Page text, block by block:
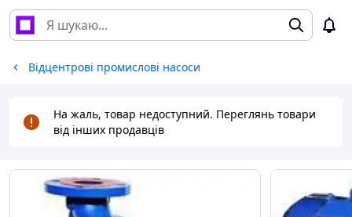
Відцентрові промислові насоси
На жаль, товар недоступний. Переглянь товари
від інших продавців